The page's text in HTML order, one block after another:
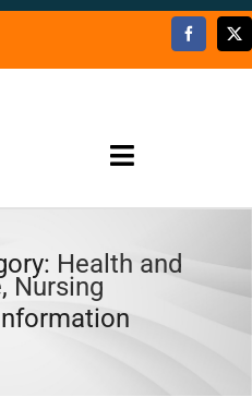
Toggle
Health and
, Nursing